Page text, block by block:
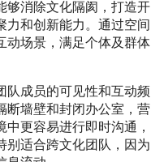
够消除文化隔阂，打造开
力和创新能力。通过空间
动场景，满足个体及群体
队成员的可见性和互动频
断墙壁和封闭办公室，营
更容易进行即时沟通，
别适合跨文化团队，因为